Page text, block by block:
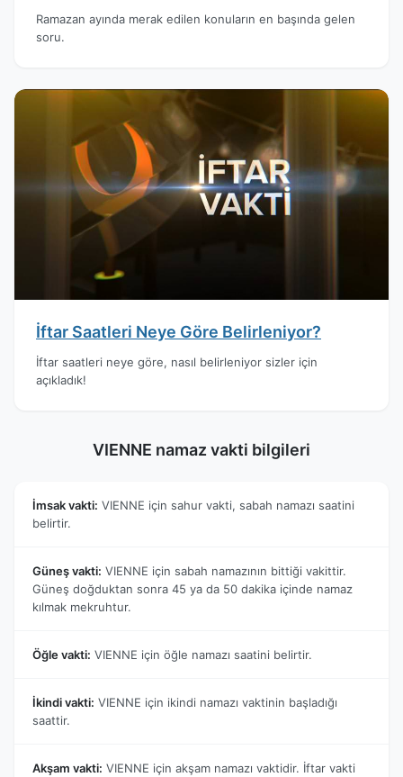
Ramazan ayında merak edilen konuların en başında gelen
soru.
İftar Saatleri Neye Göre Belirleniyor?
İftar saatleri neye göre, nasıl belirleniyor sizler için
açıkladık!
VIENNE namaz vakti bilgileri
İmsak vakti: VIENNE için sahur vakti, sabah namazı saatini
belirtir.
Güneş vakti: VIENNE için sabah namazının bittiği vakittir.
Güneş doğduktan sonra 45 ya da 50 dakika içinde namaz
kılmak mekruhtur.
Öğle vakti: VIENNE için öğle namazı saatini belirtir.
İkindi vakti: VIENNE için ikindi namazı vaktinin başladığı
saattir.
Akşam vakti: VIENNE için akşam namazı vaktidir. İftar vakti